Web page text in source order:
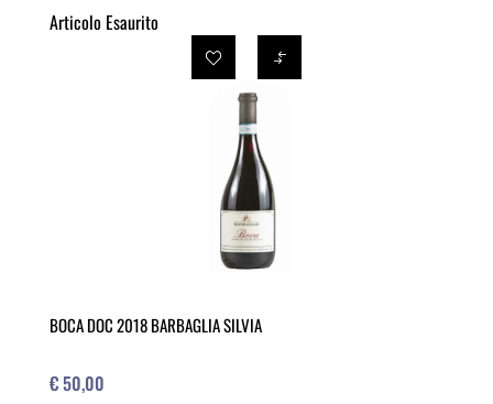
Articolo Esaurito
BOCA DOC 2018 BARBAGLIA SILVIA
€ 50,00